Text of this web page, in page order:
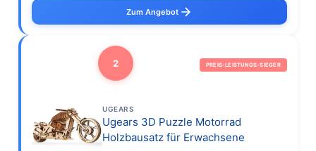
Zum Angebot
2 PREIS-LEISTUNGS-SIEGER
UGEARS
Ugears 3D Puzzle Motorrad
Holzbausatz für Erwachsene